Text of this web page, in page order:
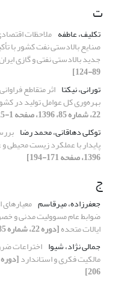
ت
تکلیف، عاطفه ملاحظات
صنایع بالادستی نفت کشور با
جدید بالادستی نفتی و گازی
89-124]
تورانی، نیکتا اثر متقاطع
بهره‌وری کل عوامل تولید در
22، شماره 85، 1396، صفحه 1-25]
توکلی دهاقانی، محمد رضا
پایدار با عملکرد زیست محیطی
1396، صفحه 171-194]
ج
جعفرزاده، میرقاسم
ضوابط عام مسوولیت مدنی و
ایالات متحده[دوره 22، شماره 85، 1396، صفحه 139-169]
جمالی نژاد، شیوا اختراعات
مالکیت فکری و استاندارد
206]